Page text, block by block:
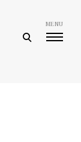
open
MENU